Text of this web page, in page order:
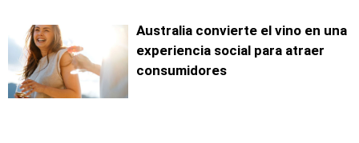
Australia convierte el vino en una
experiencia social para atraer
consumidores